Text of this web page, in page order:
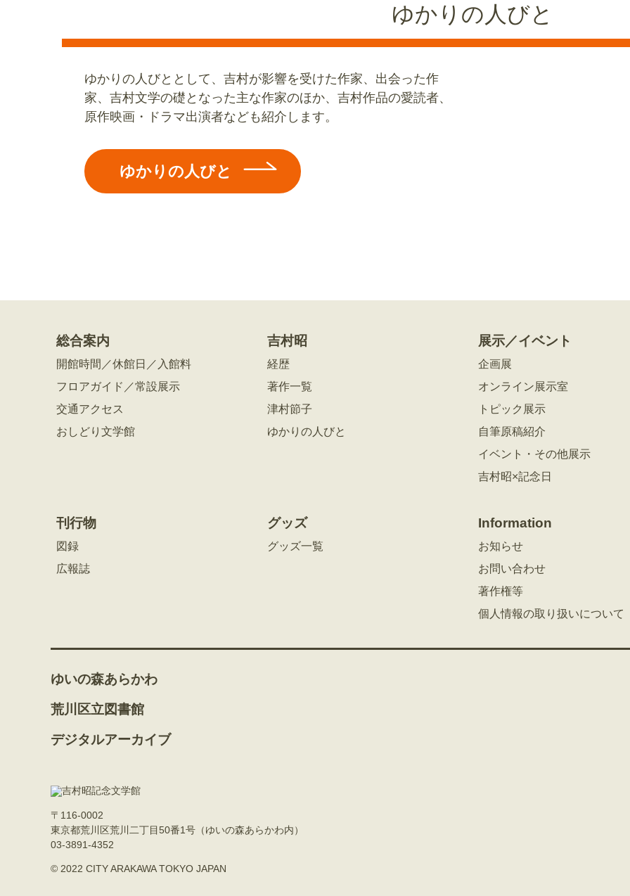
ゆかりの人びと
ゆかりの人びととして、吉村が影響を受けた作家、出会った作
家、吉村文学の礎となった主な作家のほか、吉村作品の愛読者、
原作映画・ドラマ出演者なども紹介します。
ゆかりの人びと
総合案内
開館時間／休館日／入館料
フロアガイド／常設展示
交通アクセス
おしどり文学館
吉村昭
経歴
著作一覧
津村節子
ゆかりの人びと
展示／イベント
企画展
オンライン展示室
トピック展示
自筆原稿紹介
イベント・その他展示
吉村昭×記念日
刊行物
図録
広報誌
グッズ
グッズ一覧
Information
お知らせ
お問い合わせ
著作権等
個人情報の取り扱いについて
ゆいの森あらかわ
荒川区立図書館
デジタルアーカイブ
〒116-0002
東京都荒川区荒川二丁目50番1号（ゆいの森あらかわ内）
03-3891-4352
© 2022 CITY ARAKAWA TOKYO JAPAN